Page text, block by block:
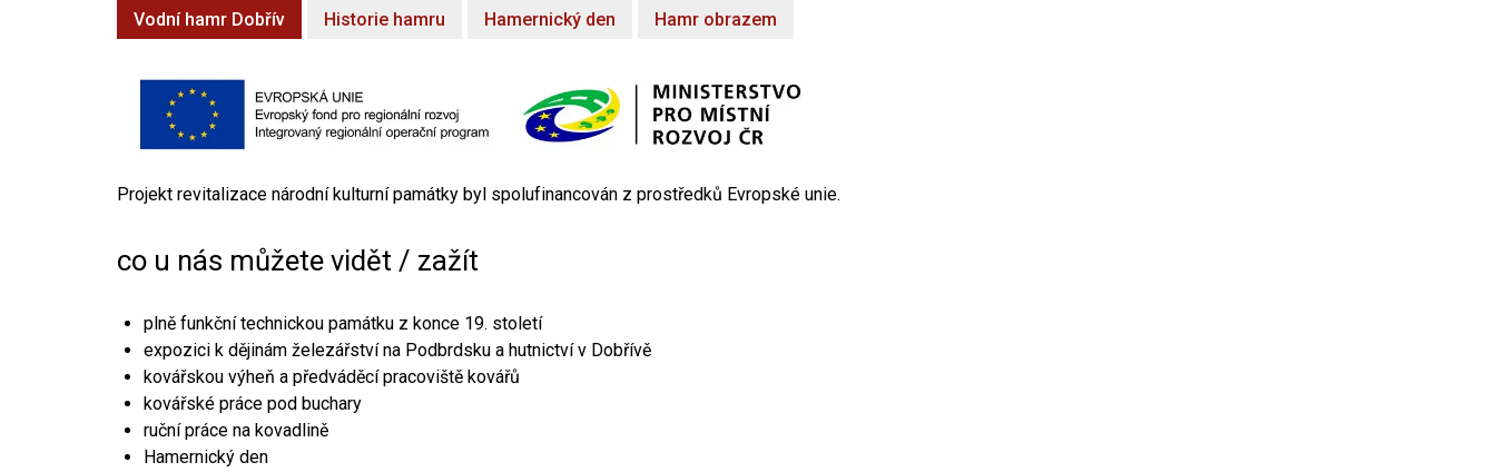
Vodní hamr Dobřív Historie hamru Hamernický den Hamr obrazem
Projekt revitalizace národní kulturní památky byl spolufinancován z prostředků Evropské unie.
co u nás můžete vidět / zažít
plně funkční technickou památku z konce 19. století
expozici k dějinám železářství na Podbrdsku a hutnictví v Dobřívě
kovářskou výheň a předváděcí pracoviště kovářů
kovářské práce pod buchary
ruční práce na kovadlině
Hamernický den